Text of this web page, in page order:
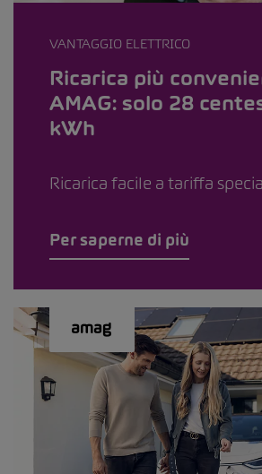
VANTAGGIO ELETTRICO
Ricarica più
AMAG: solo 28
kWh
Ricarica facile a tariffa
Per saperne di più